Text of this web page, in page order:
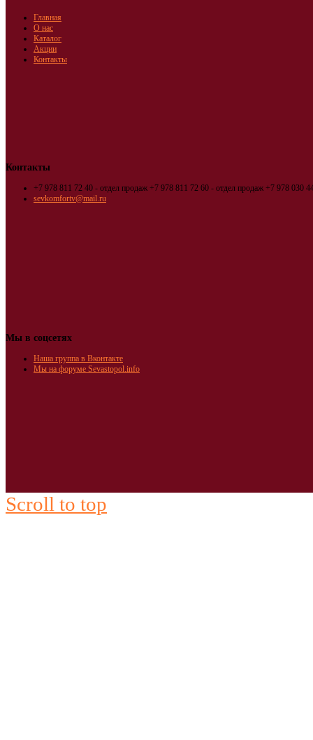
Главная
О нас
Каталог
Акции
Контакты
Контакты
+7 978 811 72 40 - отдел продаж +7 978 811 72 60 - отдел продаж +7 978 030
sevkomfortv@mail.ru
Мы в соцсетях
Наша группа в Вконтакте
Мы на форуме Sevastopol.info
Scroll to top